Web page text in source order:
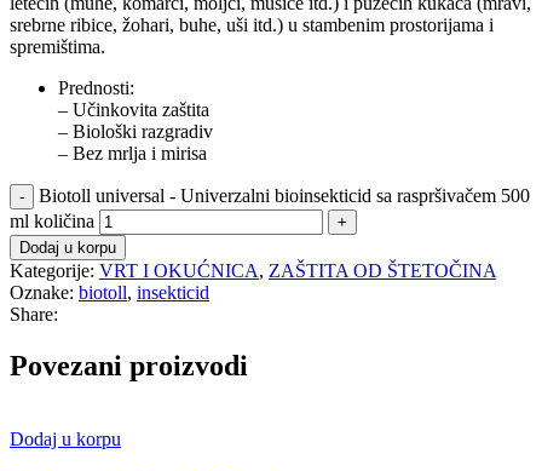
srebrne ribice, žohari, buhe, uši itd.) u stambenim prostorijama i
spremištima.
Prednosti:
– Učinkovita zaštita
– Biološki razgradiv
– Bez mrlja i mirisa
Biotoll universal - Univerzalni bioinsekticid sa raspršivačem 500
ml količina
Dodaj u korpu
Kategorije: VRT I OKUĆNICA, ZAŠTITA OD ŠTETOČINA
Oznake: biotoll, insekticid
Share:
Povezani proizvodi
Dodaj u korpu